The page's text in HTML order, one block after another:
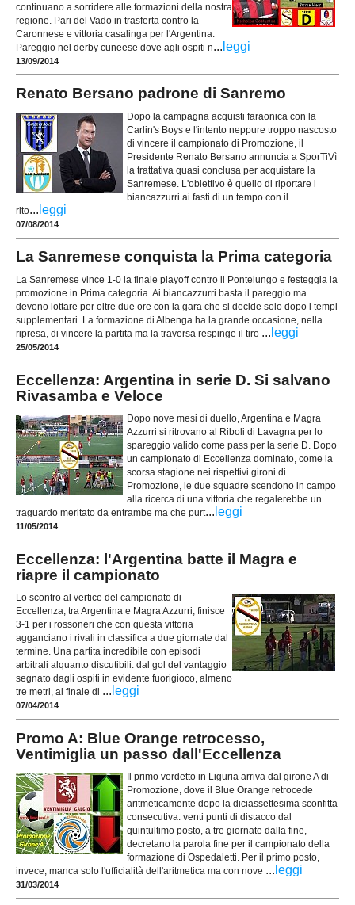
continuano a sorridere alle formazioni della nostra
regione. Pari del Vado in trasferta contro la
Caronnese e vittoria casalinga per l'Argentina.
Pareggio nel derby cuneese dove agli ospiti n... leggi
13/09/2014
Renato Bersano padrone di Sanremo
Dopo la campagna acquisti faraonica con la
Carlin's Boys e l'intento neppure troppo nascosto
di vincere il campionato di Promozione, il
Presidente Renato Bersano annuncia a SporTiVì
la trattativa quasi conclusa per acquistare la
Sanremese. L'obiettivo è quello di riportare i
biancazzurri ai fasti di un tempo con il
rito... leggi
07/08/2014
La Sanremese conquista la Prima categoria
La Sanremese vince 1-0 la finale playoff contro il Pontelungo e festeggia la
promozione in Prima categoria. Ai biancazzurri basta il pareggio ma
devono lottare per oltre due ore con la gara che si decide solo dopo i tempi
supplementari. La formazione di Albenga ha la grande occasione, nella
ripresa, di vincere la partita ma la traversa respinge il tiro ... leggi
25/05/2014
Eccellenza: Argentina in serie D. Si salvano
Rivasamba e Veloce
Dopo nove mesi di duello, Argentina e Magra
Azzurri si ritrovano al Riboli di Lavagna per lo
spareggio valido come pass per la serie D. Dopo
un campionato di Eccellenza dominato, come la
scorsa stagione nei rispettivi gironi di
Promozione, le due squadre scendono in campo
alla ricerca di una vittoria che regalerebbe un
traguardo meritato da entrambe ma che purt... leggi
11/05/2014
Eccellenza: l'Argentina batte il Magra e
riapre il campionato
Lo scontro al vertice del campionato di
Eccellenza, tra Argentina e Magra Azzurri, finisce
3-1 per i rossoneri che con questa vittoria
agganciano i rivali in classifica a due giornate dal
termine. Una partita incredibile con episodi
arbitrali alquanto discutibili: dal gol del vantaggio
segnato dagli ospiti in evidente fuorigioco, almeno
tre metri, al finale di ... leggi
07/04/2014
Promo A: Blue Orange retrocesso,
Ventimiglia un passo dall'Eccellenza
Il primo verdetto in Liguria arriva dal girone A di
Promozione, dove il Blue Orange retrocede
aritmeticamente dopo la diciassettesima sconfitta
consecutiva: venti punti di distacco dal
quintultimo posto, a tre giornate dalla fine,
decretano la parola fine per il campionato della
formazione di Ospedaletti. Per il primo posto,
invece, manca solo l'ufficialità dell'aritmetica ma con nove ... leggi
31/03/2014